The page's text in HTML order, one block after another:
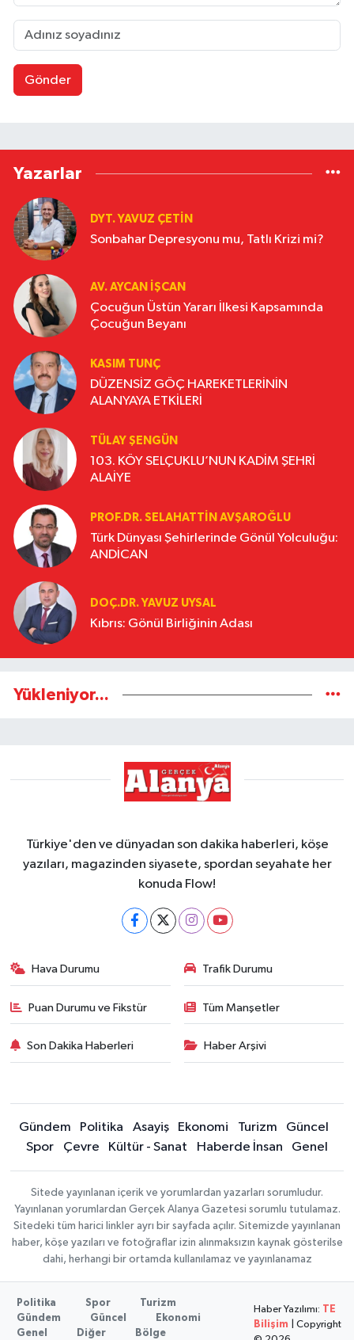
Gönder
Yazarlar
DYT. YAVUZ ÇETİN
Sonbahar Depresyonu mu, Tatlı Krizi mi?
AV. AYCAN İŞCAN
Çocuğun Üstün Yararı İlkesi Kapsamında
Çocuğun Beyanı
KASIM TUNÇ
DÜZENSİZ GÖÇ HAREKETLERİNİN
ALANYAYA ETKİLERİ
TÜLAY ŞENGÜN
103. KÖY SELÇUKLU’NUN KADİM ŞEHRİ
ALAİYE
PROF.DR. SELAHATTIN AVŞAROĞLU
Türk Dünyası Şehirlerinde Gönül Yolculuğu:
ANDİCAN
DOÇ.DR. YAVUZ UYSAL
Kıbrıs: Gönül Birliğinin Adası
Yükleniyor...
Türkiye'den ve dünyadan son dakika haberleri, köşe
yazıları, magazinden siyasete, spordan seyahate her
konuda Flow!
Hava Durumu Trafik Durumu
Puan Durumu ve Fikstür Tüm Manşetler
Son Dakika Haberleri Haber Arşivi
Gündem Politika Asayiş Ekonomi Turizm
Güncel
Spor
Çevre Kültür - Sanat Haberde İnsan Genel
Sitede yayınlanan içerik ve yorumlardan yazarları sorumludur.
Yayınlanan yorumlardan Gerçek Alanya Gazetesi sorumlu tutulamaz.
Sitedeki tüm harici linkler ayrı bir sayfada açılır. Sitemizde yayınlanan
haber, köşe yazıları ve fotoğraflar izin alınmaksızın kaynak gösterilse
dahi, herhangi bir ortamda kullanılamaz ve yayınlanamaz
Politika Spor
Turizm
Gündem
Güncel
Ekonomi
Genel
Diğer Bölge
Haber Yazılımı: TE
Bilişim | Copyright